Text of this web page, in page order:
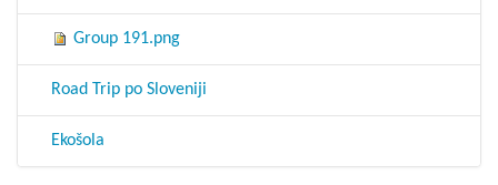
Group 191.png
Road Trip po Sloveniji
Ekošola